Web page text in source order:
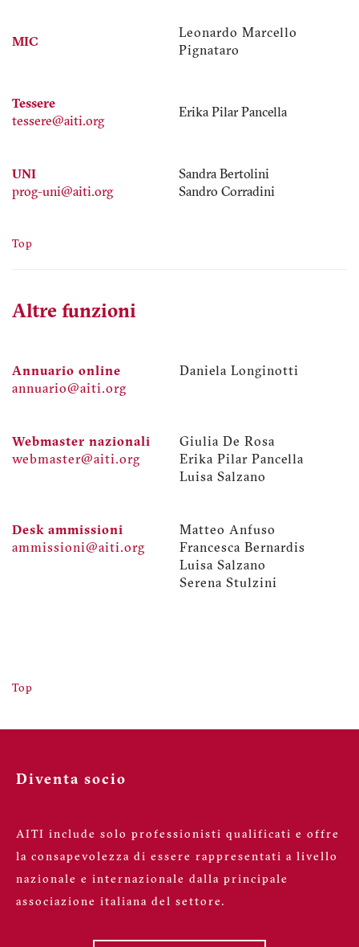
MIC
Leonardo Marcello
Pignataro
Tessere
tessere@aiti.org
Erika Pilar Pancella
UNI
prog-uni@aiti.org
Sandra Bertolini
Sandro Corradini
Top
Altre funzioni
Annuario online
annuario@aiti.org
Daniela Longinotti
Webmaster nazionali
webmaster@aiti.org
Giulia De Rosa
Erika Pilar Pancella
Luisa Salzano
Desk ammissioni
ammissioni@aiti.org
Matteo Anfuso
Francesca Bernardis
Luisa Salzano
Serena Stulzini
Top
Diventa socio
AITI include solo professionisti qualificati e offre
la consapevolezza di essere rappresentati a livello
nazionale e internazionale dalla principale
associazione italiana del settore.